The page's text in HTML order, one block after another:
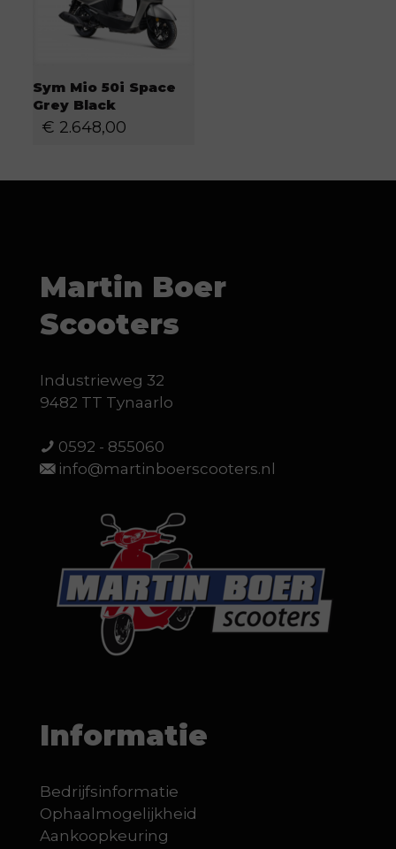
Sym Mio 50i Space
Grey Black
€ 2.648,00
Martin Boer
Scooters
Industrieweg 32
9482 TT Tynaarlo
0592 - 855060
info@martinboerscooters.nl
Informatie
Bedrijfsinformatie
Ophaalmogelijkheid
Aankoopkeuring